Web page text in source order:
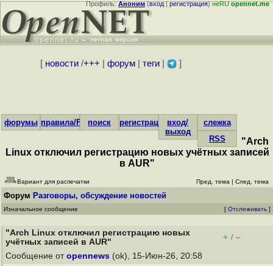
Профиль:Аноним(вход|регистрация)неRUopennet.me
[ новости/+++ форум| теги| ]
форумы правила/FAQпоиск регистрациявход/
выход
слежка
RSS
"Arch
Linux отключил регистрацию новых учётных записей
в AUR"
Вариант для распечатки Пред. тема | След. тема
Форум Разговоры, обсуждение новостей
Изначальное сообщение [ Отслеживать ]
"Arch Linux отключил регистрацию новых
учётных записей в AUR"
+ / –
Сообщение от opennews (ok), 15-Июн-26, 20:58